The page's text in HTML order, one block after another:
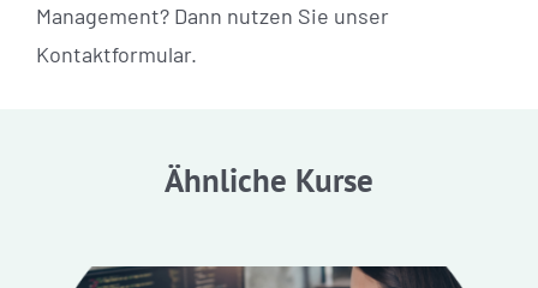
Management? Dann nutzen Sie unser
Kontaktformular.
Ähnliche Kurse